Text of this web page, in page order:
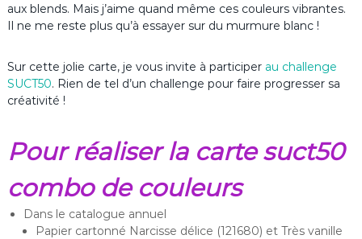
aux blends. Mais j’aime quand même ces couleurs vibrantes.
Il ne me reste plus qu’à essayer sur du murmure blanc !
Sur cette jolie carte, je vous invite à participerau challenge
SUCT50. Rien de tel d’un challenge pour faire progresser sa
créativité !
Pour réaliser la carte suct50
combo de couleurs
Dans le catalogue annuel
Papier cartonné Narcisse délice (121680) et Très vanille